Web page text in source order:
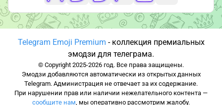
Telegram Emoji Premium - коллекция премиальных
эмодзи для телеграма.
© Copyright 2025-2026 год. Все права защищены.
Эмодзи добавляются автоматически из открытых данных
Telegram. Администрация не отвечает за их содержание.
При нарушении прав или наличии нежелательного контента —
сообщите нам, мы оперативно рассмотрим жалобу.